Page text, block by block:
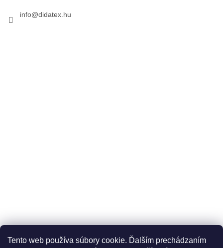
Tento web používa súbory cookie. Ďalším prechádzaním
info@didatex.hu
Adatkezelési tájékoztató
Szállítási és fizetési lehetőségek